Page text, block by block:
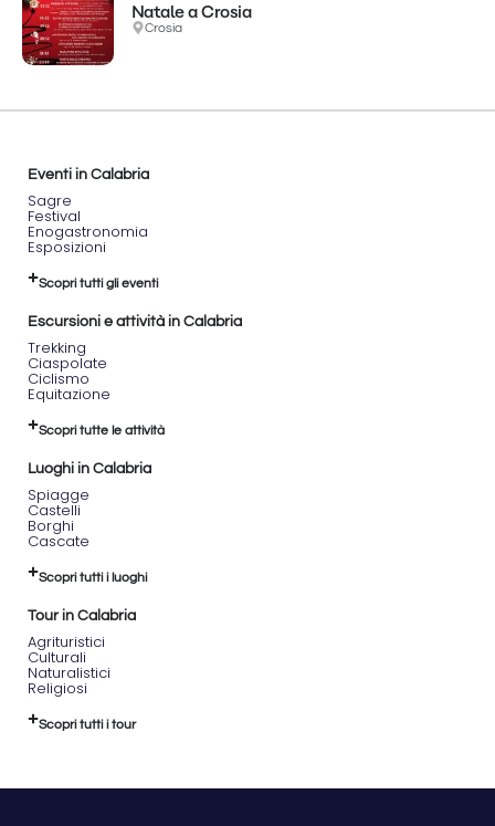
Natale a Crosia
Crosia
Eventi in Calabria
Sagre
Festival
Enogastronomia
Esposizioni
Scopri tutti gli eventi
Escursioni e attività in Calabria
Trekking
Ciaspolate
Ciclismo
Equitazione
Scopri tutte le attività
Luoghi in Calabria
Spiagge
Castelli
Borghi
Cascate
Scopri tutti i luoghi
Tour in Calabria
Agrituristici
Culturali
Naturalistici
Religiosi
Scopri tutti i tour